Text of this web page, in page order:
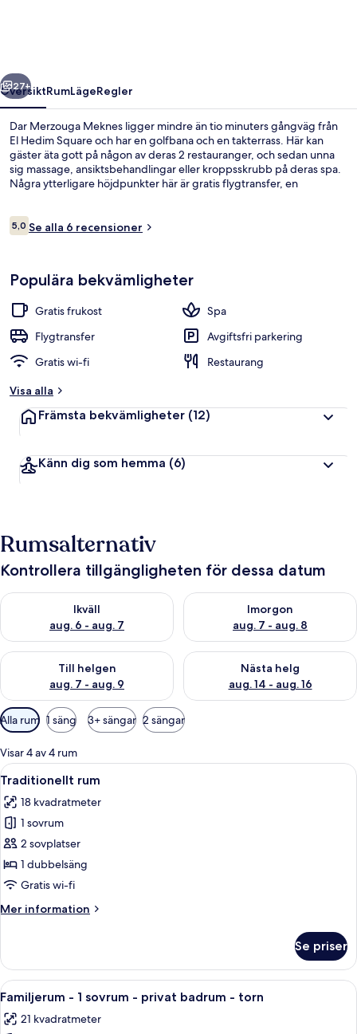
Nästa
27+
ÖversiktRumLägeRegler
Dar Merzouga Meknes ligger mindre än tio minuters gångväg från
El Hedim Square och har en golfbana och en takterrass. Här kan
gäster äta gott på någon av deras 2 restauranger, och sedan unna
sig massage, ansiktsbehandlingar eller kroppsskrubb på deras spa.
Några ytterligare höjdpunkter här är gratis flygtransfer, en
Recensioner
5,05,0 av 10,
Se alla 6 recensioner
Populära bekvämligheter
Gratis frukost
Spa
Flygtransfer
Avgiftsfri parkering
Gratis wi-fi
Restaurang
Visa alla
Främsta bekvämligheter (12)
Känn dig som hemma (6)
Rumsalternativ
Kontrollera tillgängligheten för dessa datum
Ikväll
aug. 6 - aug. 7
Kontrollera tillgängligheten för ikväll aug. 6 - aug. 7
Imorgon
aug. 7 - aug. 8
Kontrollera tillgängligheten
Till helgen
aug. 7 - aug. 9
Kontrollera tillgängligheten för den här helgen aug. 7 - aug. 9
Nästa helg
aug. 14 - aug. 16
Kontrollera tillgängligheten
Tillgängliga
filter
för
rum
Alla rum 1 säng 3+ sängar 2 sängar
Visar 4 av 4 rum
Öppna
alla
foton
för
Traditionellt
rum
Traditionellt rum | Allergitestade
3
Traditionellt rum
18 kvadratmeter
1 sovrum
2 sovplatser
1 dubbelsäng
Gratis wi-fi
Mer information
Mer
rum
Se priser
Öppna
alla
foton
Ett rum med en säng, ett litet bord
2
Familjerum - 1 sovrum - privat badrum - torn
21 kvadratmeter